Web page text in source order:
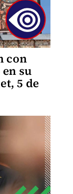
con
su
5 de